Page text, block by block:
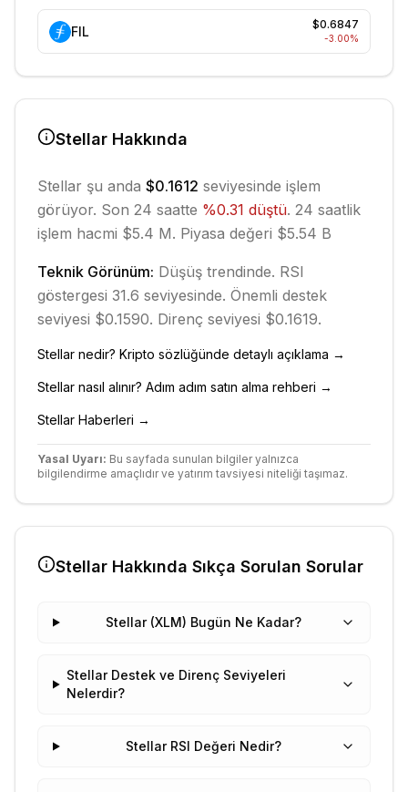
FIL $0.6847
-3.00%
Stellar Hakkında
Stellar şu anda $0.1612 seviyesinde işlem
görüyor. Son 24 saatte %0.31 düştü. 24 saatlik
işlem hacmi $5.4 M. Piyasa değeri $5.54 B
Teknik Görünüm: Düşüş trendinde. RSI
göstergesi 31.6 seviyesinde. Önemli destek
seviyesi $0.1590. Direnç seviyesi $0.1619.
Stellar nedir? Kripto sözlüğünde detaylı açıklama →
Stellar nasıl alınır? Adım adım satın alma rehberi →
Stellar Haberleri →
Yasal Uyarı: Bu sayfada sunulan bilgiler yalnızca
bilgilendirme amaçlıdır ve yatırım tavsiyesi niteliği taşımaz.
Stellar Hakkında Sıkça Sorulan Sorular
Stellar (XLM) Bugün Ne Kadar?
Stellar Destek ve Direnç Seviyeleri
Nelerdir?
Stellar RSI Değeri Nedir?